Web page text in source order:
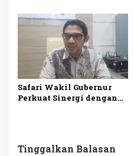
Penutupan MPLS SMAN 2
Banda Aceh
Safari Wakil Gubernur
Perkuat Sinergi dengan
Tinggalkan Balasan